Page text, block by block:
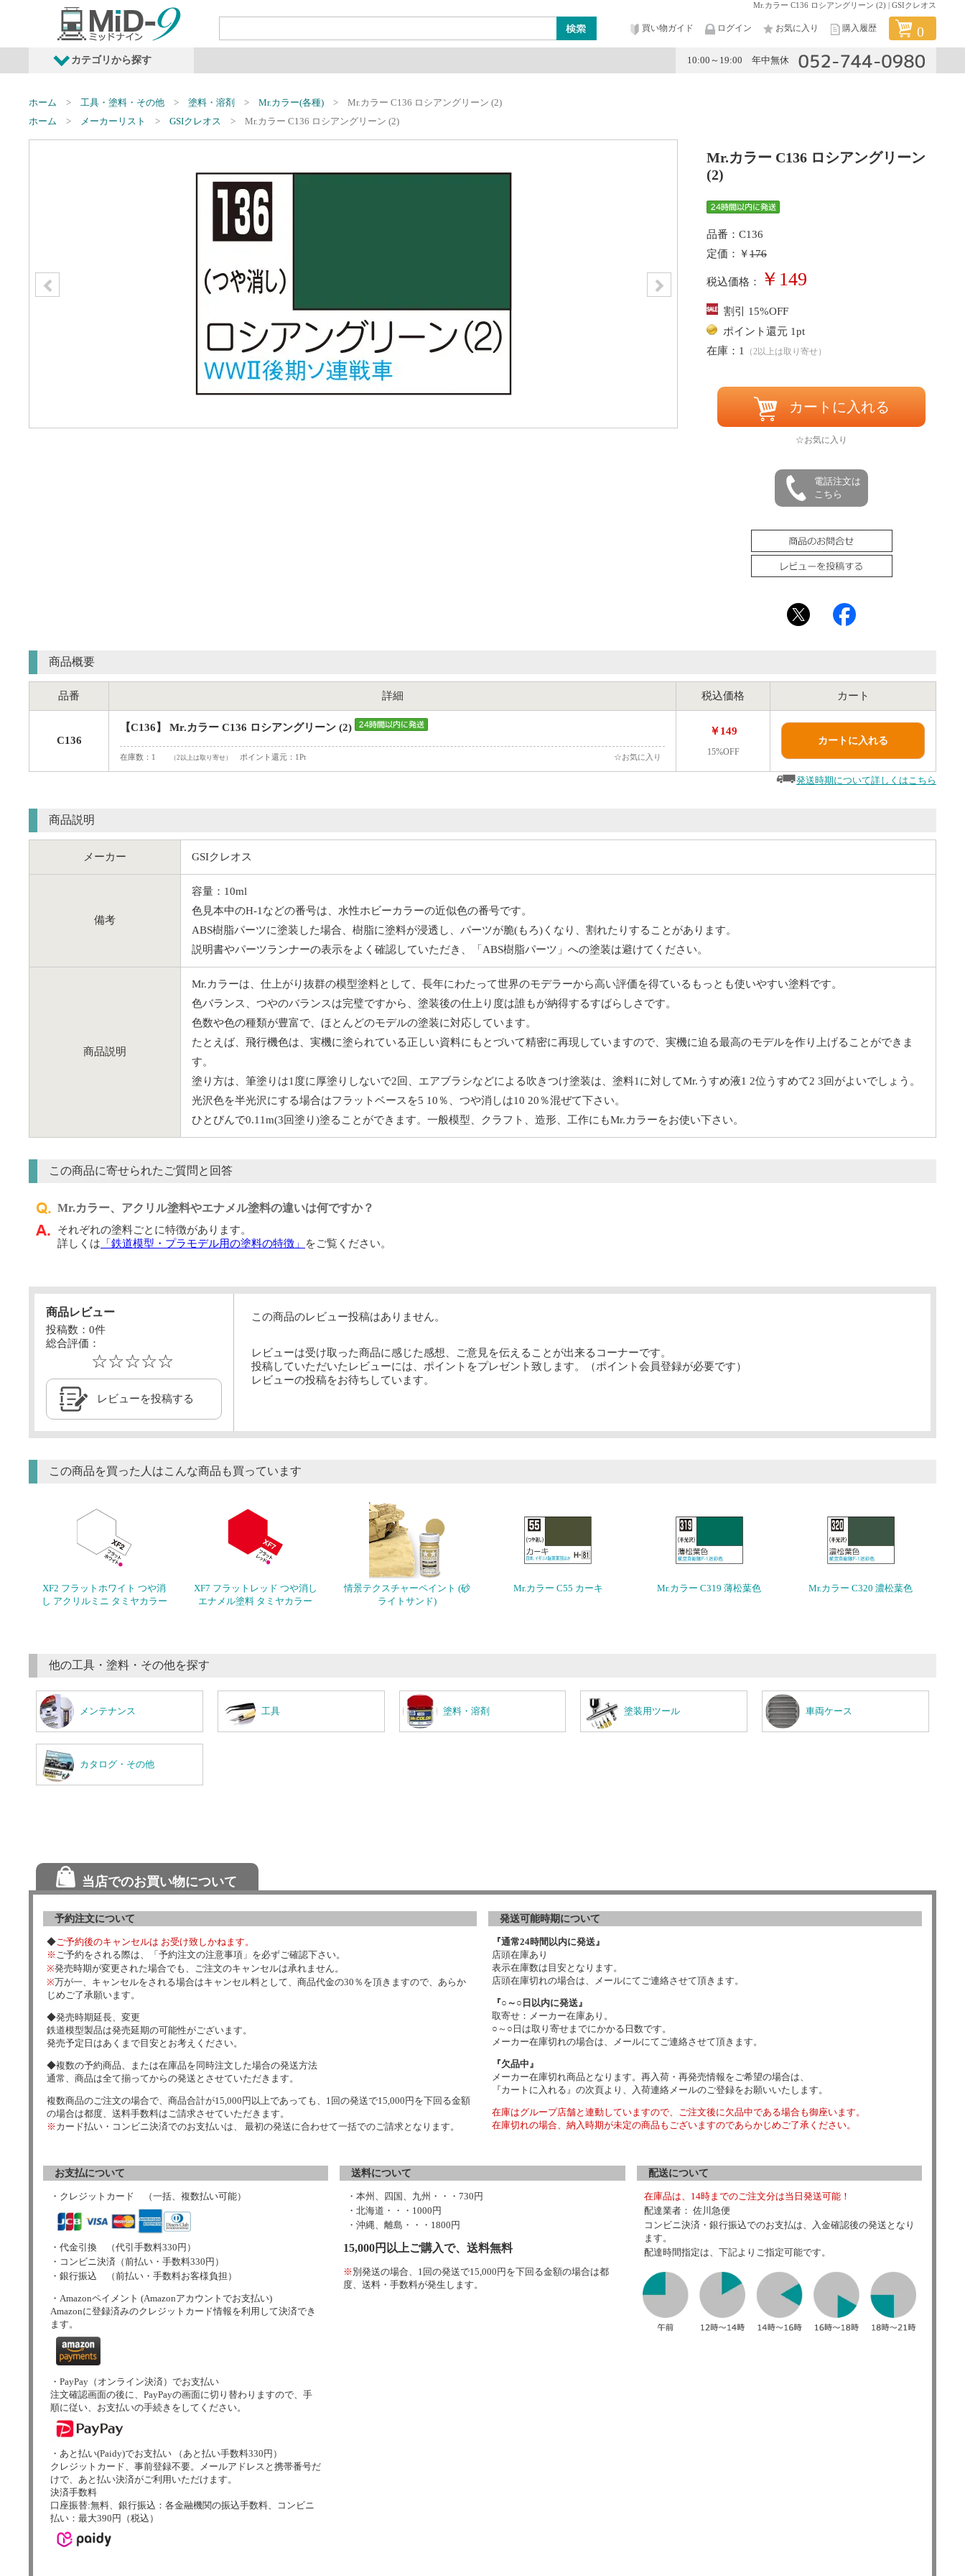
Mr.カラー C136 ロシアングリーン (2) | GSIクレオス
買い物ガイド ログイン お気に入り 購入履歴 0
カテゴリから探す 10:00～19:00 年中無休
発売予定商品 鉄道車両・オプション レイアウト・ジオラマ類
ホーム 工具・塗料・その他 塗料・溶剤 Mr.カラー(各種)
Mr.カラー C136 ロシアングリーン (2)
ホーム
メーカーリスト GSIクレオス Mr.カラー C136 ロシアングリーン (2)
Mr.カラー C136 ロシアングリーン
(2)
品番：C136
定価：￥176
税込価格： ￥149
割引 15%OFF
ポイント還元 1pt
在庫：1 （2以上は取り寄せ）
カートに入れる
☆お気に入り
電話注文は
こちら
商品概要
品番 詳細 税込価格 カート
C136
【C136】 Mr.カラー C136 ロシアングリーン (2)
在庫数：1 （2以上は取り寄せ） ポイント還元：1Pt ☆お気に入り
￥149
15%OFF
カートに入れる
発送時期について詳しくはこちら
商品説明
メーカー GSIクレオス
備考
容量：10ml
色見本中のH-1などの番号は、水性ホビーカラーの近似色の番号です。
ABS樹脂パーツに塗装した場合、樹脂に塗料が浸透し、パーツが脆(もろ)くなり、割れたりすることがあります。
説明書やパーツランナーの表示をよく確認していただき、「ABS樹脂パーツ」への塗装は避けてください。
商品説明
Mr.カラーは、仕上がり抜群の模型塗料として、長年にわたって世界のモデラーから高い評価を得ているもっとも使いやすい塗料です。
色バランス、つやのバランスは完璧ですから、塗装後の仕上り度は誰もが納得するすばらしさです。
色数や色の種類が豊富で、ほとんどのモデルの塗装に対応しています。
たとえば、飛行機色は、実機に塗られている正しい資料にもとづいて精密に再現していますので、実機に迫る最高のモデルを作り上げることができま
す。
塗り方は、筆塗りは1度に厚塗りしないで2回、エアブラシなどによる吹きつけ塗装は、塗料1に対してMr.うすめ液1 2位うすめて2 3回がよいでしょう。
光沢色を半光沢にする場合はフラットベースを5 10％、つや消しは10 20％混ぜて下さい。
ひとびんで0.11m(3回塗り)塗ることができます。一般模型、クラフト、造形、工作にもMr.カラーをお使い下さい。
この商品に寄せられたご質問と回答
Mr.カラー、アクリル塗料やエナメル塗料の違いは何ですか？
それぞれの塗料ごとに特徴があります。
詳しくは 「鉄道模型・プラモデル用の塗料の特徴」 をご覧ください。
商品レビュー
投稿数： 0件
総合評価：
☆☆☆☆☆
レビューを投稿する
この商品のレビュー投稿はありません。
レビューは受け取った商品に感じた感想、ご意見を伝えることが出来るコーナーです。
投稿していただいたレビューには、ポイントをプレゼント致します。（ポイント会員登録が必要です）
レビューの投稿をお待ちしています。
この商品を買った人はこんな商品も買っています
XF2 フラットホワイト つや消
し アクリルミニ タミヤカラー
XF7 フラットレッド つや消し
エナメル塗料 タミヤカラー
情景テクスチャーペイント (砂
ライトサンド)
Mr.カラー C55 カーキ Mr.カラー C319 薄松葉色 Mr.カラー C320 濃松葉色
他の工具・塗料・その他を探す
メンテナンス 工具 塗料・溶剤 塗装用ツール 車両ケース
カタログ・その他
当店でのお買い物について
予約注文について
◆ご予約後のキャンセルは お受け致しかねます。
※ ご予約をされる際は、「予約注文の注意事項」を必ずご確認下さい。
※発売時期が変更された場合でも、ご注文のキャンセルは承れません。
※万が一、キャンセルをされる場合はキャンセル料として、商品代金の30％を頂きますので、あらか
じめご了承願います。
◆発売時期延長、変更
鉄道模型製品は発売延期の可能性がございます。
発売予定日はあくまで目安とお考えください。
◆複数の予約商品、または在庫品を同時注文した場合の発送方法
通常、商品は全て揃ってからの発送とさせていただきます。
複数商品のご注文の場合で、商品合計が15,000円以上であっても、1回の発送で15,000円を下回る金額
の場合は都度、送料手数料はご請求させていただきます。
※ カード払い・コンビニ決済でのお支払いは、 最初の発送に合わせて一括でのご請求となります。
発送可能時期について
『通常24時間以内に発送』
店頭在庫あり
表示在庫数は目安となります。
店頭在庫切れの場合は、メールにてご連絡させて頂きます。
『○～○日以内に発送』
取寄せ：メーカー在庫あり。
○～○日は取り寄せまでにかかる日数です。
メーカー在庫切れの場合は、メールにてご連絡させて頂きます。
『欠品中』
メーカー在庫切れ商品となります。再入荷・再発売情報をご希望の場合は、
『カートに入れる』の次頁より、入荷連絡メールのご登録をお願いいたします。
在庫はグループ店舗と連動していますので、ご注文後に欠品中である場合も御座います。
在庫切れの場合、納入時期が未定の商品もございますのであらかじめご了承ください。
お支払について
・クレジットカード （一括、複数払い可能）
・代金引換 （代引手数料330円）
・コンビニ決済（前払い・手数料330円）
・銀行振込 （前払い・手数料お客様負担）
・Amazonペイメント (Amazonアカウントでお支払い)
Amazonに登録済みのクレジットカード情報を利用して決済でき
ます。
・PayPay（オンライン決済）でお支払い
注文確認画面の後に、PayPayの画面に切り替わりますので、手
順に従い、お支払いの手続きをしてください。
・あと払い(Paidy)でお支払い （あと払い手数料330円）
クレジットカード、事前登録不要。メールアドレスと携帯番号だ
けで、あと払い決済がご利用いただけます。
決済手数料
口座振替:無料、銀行振込：各金融機関の振込手数料、コンビニ
払い：最大390円（税込）
送料について
・本州、四国、九州・・・730円
・北海道・・・1000円
・沖縄、離島・・・1800円
15,000円以上ご購入で、送料無料
※ 別発送の場合、1回の発送で15,000円を下回る金額の場合は都
度、送料・手数料が発生します。
配送について
在庫品は、14時までのご注文分は当日発送可能！
配達業者： 佐川急便
コンビニ決済・銀行振込でのお支払は、入金確認後の発送となり
ます。
配達時間指定は、下記よりご指定可能です。